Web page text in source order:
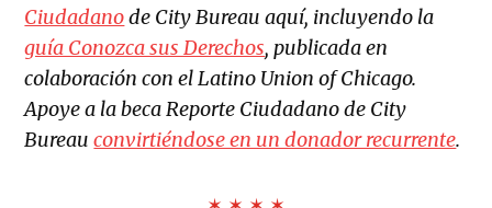
Ciudadanode City Bureau aquí, incluyendo la
guía Conozca sus Derechos, publicada en
colaboración con el Latino Union of Chicago.
Apoye a la beca Reporte Ciudadano de City
Bureauconvirtiéndose en un donador recurrente.